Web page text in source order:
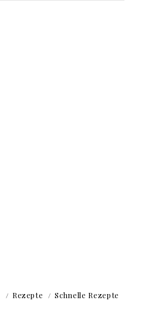
Rezepte
Schnelle Rezepte